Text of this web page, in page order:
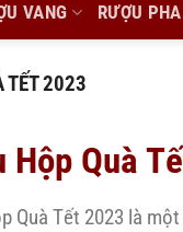
VANG RƯỢU
TẾT 2023
Hộp Quà
Quà Tết 2023 là